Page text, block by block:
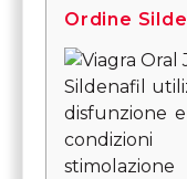
Ordine
Sildenafil
disfunzione